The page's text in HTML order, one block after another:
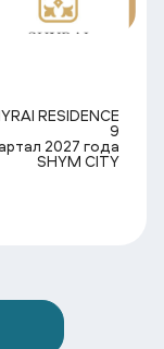
RESIDENCE
9
2027 года
SHYM CITY